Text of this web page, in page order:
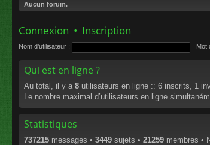
Aucun forum.
Connexion • Inscription
Nom d’utilisateur : Mot
Qui est en ligne ?
Au total, il y a 8 utilisateurs en ligne :: 6 inscrits, 1
Le nombre maximal d’utilisateurs en ligne
Statistiques
737215 messages • 3449 sujets • 21259 membres •